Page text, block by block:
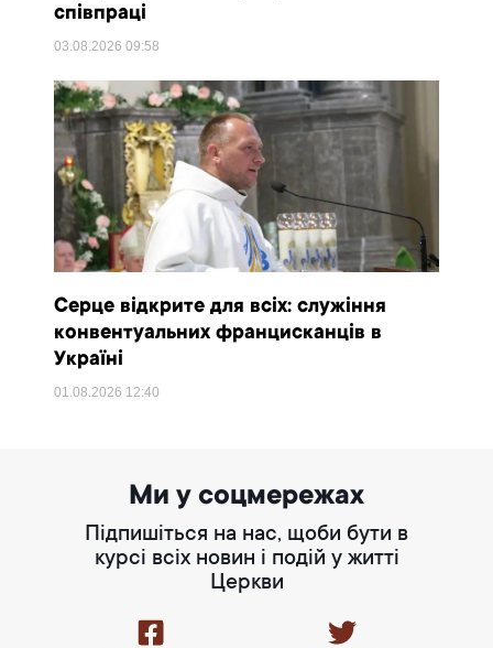
співпраці
03.08.202609:58
Серце відкрите для всіх: служіння
конвентуальних францисканців в
Україні
01.08.2026 12:40
Ми у соцмережах
Підпишіться на нас, щоби бути в
курсі всіх новин і подій у житті
Церкви